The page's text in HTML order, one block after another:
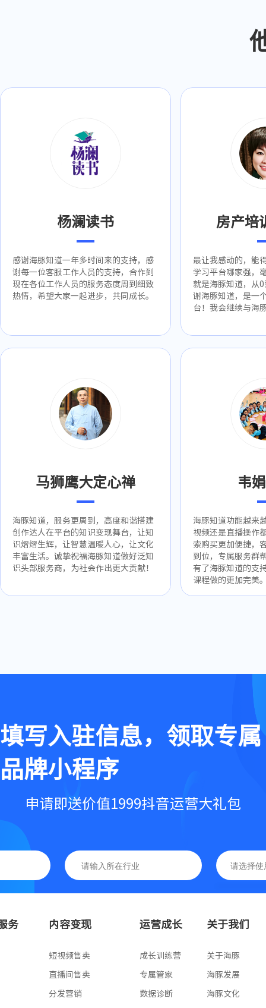
杨澜读书
感谢海豚知道一年多时间来的支持，感
谢每一位客服工作人员的支持，合作到
现在各位工作人员的服务态度周到细致
热情，希望大家一起进步，共同成长。
房产培
最让我感动的，能
学习平台哪家强，
就是海豚知道，从
谢海豚知道，是一
台！我会继续与海
马狮鹰大定心禅
海豚知道，服务更周到，高度和谐搭建
创作达人在平台的知识变现舞台，让知
识熠熠生辉，让智慧温暖人心，让文化
丰富生活。诚挚祝福海豚知道做好泛知
识头部服务商，为社会作出更大贡献！
韦
海豚知道功能越来
视频还是直播操作
索购买更加便捷，
到位，专属服务群
有了海豚知道的支
课程做的更加完美
填写入驻信息，领取专属
品牌小程序
申请即送价值1999抖音运营大礼包
高级版
务 内容变现
短视频售卖
直播间售卖
分发营销
运营成长
成长训练营
专属管家
数据诊断
关于我们
关于海豚
海豚发展
海豚文化